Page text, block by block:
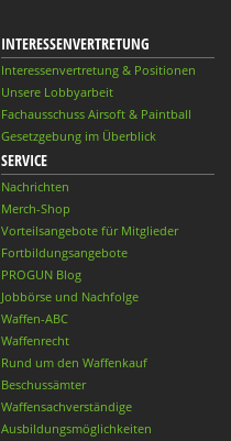
INTERESSENVERTRETUNG
Interessenvertretung & Positionen
Unsere Lobbyarbeit
Fachausschuss Airsoft & Paintball
Gesetzgebung im Überblick
SERVICE
Nachrichten
Merch-Shop
Vorteilsangebote für Mitglieder
Fortbildungsangebote
PROGUN Blog
Jobbörse und Nachfolge
Waffen-ABC
Waffenrecht
Rund um den Waffenkauf
Beschussämter
Waffensachverständige
Ausbildungsmöglichkeiten